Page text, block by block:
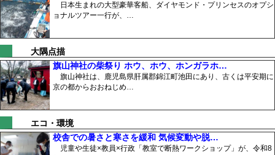
日本生まれの大型豪華客船、ダイヤモンド・プリンセスのオプシ
ョナルツアー一行が、…
大隅点描
旗山神社の柴祭り ホウ、ホウ、ホンガラホ…
旗山神社は、鹿児島県肝属郡錦江町池田にあり、古くは平安期に
京の都からおおねじめ…
エコ・環境
校舎での暑さと寒さを緩和 気候変動や脱…
児童や生徒×教員×行政「教室で断熱ワークショップ」が、令和8